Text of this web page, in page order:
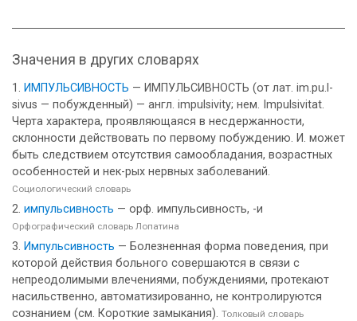
Значения в других словарях
ИМПУЛЬСИВНОСТЬ — ИМПУЛЬСИВНОСТЬ (от лат. im.pu.l-
sivus — побужденный) — англ. impulsivity; нем. Impulsivitat.
Черта характера, проявляющаяся в несдержанности,
склонности действовать по первому побуждению. И. может
быть следствием отсутствия самообладания, возрастных
особенностей и нек-рых нервных заболеваний.
Социологический словарь
импульсивность — орф. импульсивность, -и
Орфографический словарь Лопатина
Импульсивность — Болезненная форма поведения, при
которой действия больного совершаются в связи с
непреодолимыми влечениями, побуждениями, протекают
насильственно, автоматизированно, не контролируются
сознанием (см. Короткие замыкания). Толковый словарь